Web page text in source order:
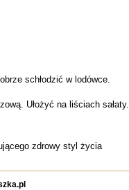
schłodzić w lodówce.
Ułożyć na liściach sałaty.
zdrowy styl życia